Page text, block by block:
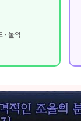
· 물약